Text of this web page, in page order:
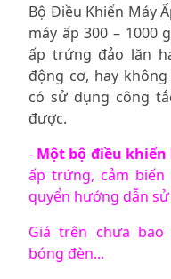
Bộ Điều Khiển Máy
máy ấp 300 – 1000
ấp trứng đảo lăn
động cơ, hay
có sử dụng công
được.
- Một bộ điều khiển
ấp trứng, cảm
quyển hướng dẫn
Giá trên chưa
bóng đèn...